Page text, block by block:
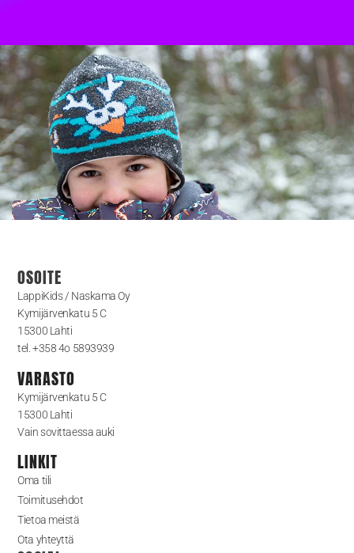
OSOITE
LappiKids / Naskama Oy
Kymijärvenkatu 5 C
15300 Lahti
tel. +358 4o 5893939
VARASTO
Kymijärvenkatu 5 C
15300 Lahti
Vain sovittaessa auki
LINKIT
Oma tili
Toimitusehdot
Tietoa meistä
Ota yhteyttä